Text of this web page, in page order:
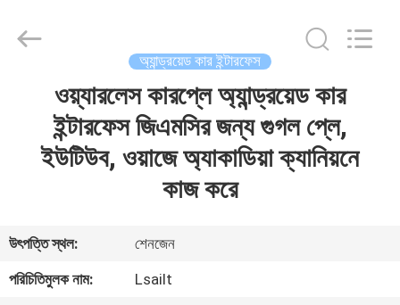
আমাদের
Electron
Co.,Ltd.
অ্যান্ড্রয়েড কার ইন্টারফেস
ওয়্যারলেস কারপ্লে অ্যান্ড্রয়েড কার
ইন্টারফেস জিএমসির জন্য গুগল প্লে,
ইউটিউব, ওয়াজে অ্যাকাডিয়া ক্যানিয়নে
কাজ করে
উৎপত্তি স্থল:
শেনজেন
পরিচিতিমুলক নাম:
Lsailt